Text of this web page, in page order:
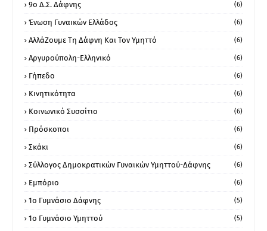
9ο Δ.Σ. Δάφνης (6)
Ένωση Γυναικών Ελλάδος (6)
ΑλλάΖουμε Τη Δάφνη Και Τον Υμηττό (6)
Αργυρούπολη-Ελληνικό (6)
Γήπεδο (6)
Κινητικότητα (6)
Κοινωνικό Συσσίτιο (6)
Πρόσκοποι (6)
Σκάκι (6)
Σύλλογος Δημοκρατικών Γυναικών Υμηττού-Δάφνης (6)
Εμπόριο (6)
1ο Γυμνάσιο Δάφνης (5)
1ο Γυμνάσιο Υμηττού (5)